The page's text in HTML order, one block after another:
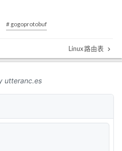
# gogoprotobuf
Linux 路由表